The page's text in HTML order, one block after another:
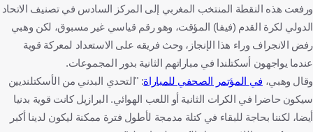
ورفعت هذه النقطة المنتخب المغربي إلى المركز السادس في تصنيف الاتحاد
الدولي لكرة القدم (فيفا) المؤقت، وهو رقم قياسي غير مسبوق، لكن وهبي
رفض الانجراف وراء هذا الإنجاز، وحث فريقه على الاستعداد لمعركة قوية
عندما يواجهون أسكتلندا في مباراتهم الثانية بدور المجموعات.
وقال وهبي، في المؤتمر الصحفي للمباراة: "التحدي البدني من الأسكتلنديين
سيكون حاضرا في الكرات الثانية أو اللعب الهوائي. البرازيل كانت قوية بدنيا
أيضا، لكننا بحاجة للبقاء في كتلة مدمجة لأطول فترة ممكنة ليكون لدينا أكبر